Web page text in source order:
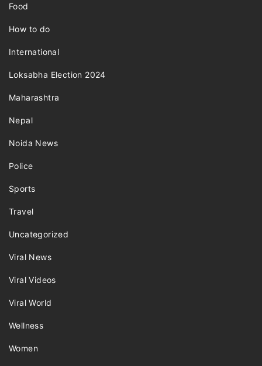
Food
How to do
International
Loksabha Election 2024
Maharashtra
Nepal
Noida News
Police
Sports
Travel
Uncategorized
Viral News
Viral Videos
Viral World
Wellness
Women